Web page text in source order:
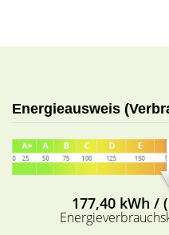
Energieausweis
177,40 kWh /